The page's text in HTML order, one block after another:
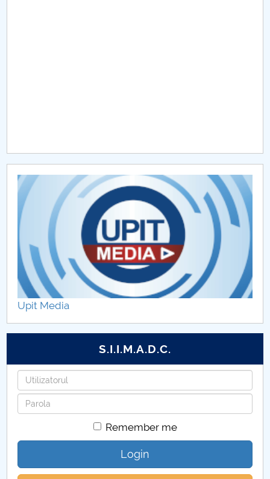
CAR2026
MENIU CANTINA
Activităţi ştiinţifice studenţeşti FMT
Docume
Centre de cercetare
Publicaţii & manifestări ştiinţifice-FMT
Parteneri universitari ai FMT
Upit Media
S.I.I.M.A.D.C.
Username
Password
Remember me
Login